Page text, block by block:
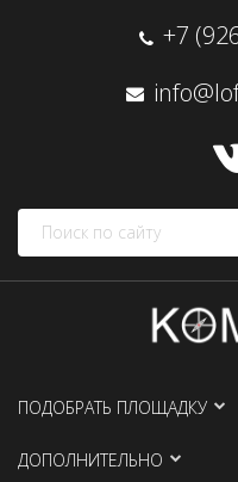
+7
ПОДОБРАТЬ ПЛОЩАДКУ
ДОПОЛНИТЕЛЬНО